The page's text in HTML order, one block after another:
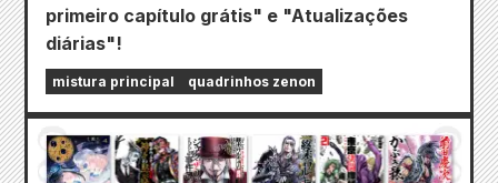
primeiro capítulo grátis" e "Atualizações
diárias"!
mistura principal quadrinhos zenon